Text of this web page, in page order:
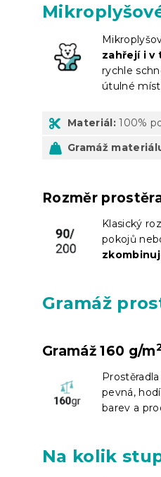
zahřejí i v
rychle
útulné
Materiál: 100%
Gramáž
Rozměr
Klasický
pokojů
Gramáž
Gramáž 160 g/m
pevná,
barev a
Na kolik